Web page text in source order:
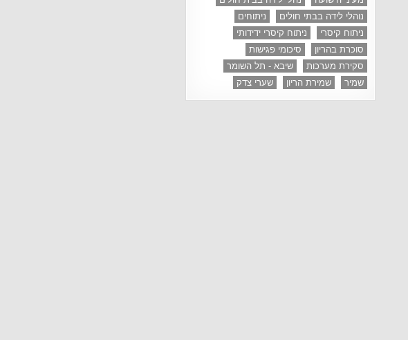
נוהלי לידה בבתי חולים
ניתוחים
ניתוח קיסרי
ניתוח קיסרי ידידותי
סוכרת בהריון
סיכומי פגישות
סקירת מערכות
שיבא - תל השומר
שמיר
שמירת הריון שערי צדק